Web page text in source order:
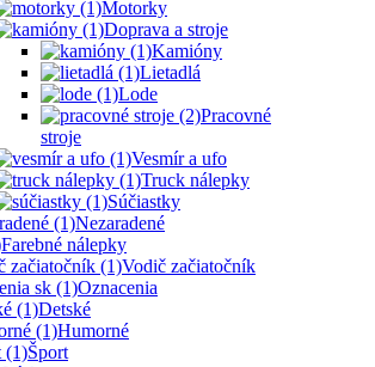
Motorky
Doprava a stroje
Kamióny
Lietadlá
Lode
Pracovné
stroje
Vesmír a ufo
Truck nálepky
Súčiastky
Nezaradené
Farebné nálepky
Vodič začiatočník
Oznacenia
Detské
Humorné
Šport